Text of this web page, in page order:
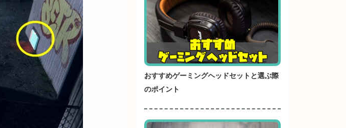
おすすめゲーミングヘッドセットと選ぶ際
のポイント